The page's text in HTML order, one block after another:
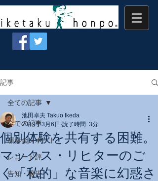
記事
全ての記事
演奏会レポート
レコード評
告知・報告
全ての記事
個別体験を共有する困難。
マックス・リヒターのご
く「私的」な音楽に幻惑さ
池田卓夫 Takuo Ikeda
2019年3月6日 読了時間: 3分